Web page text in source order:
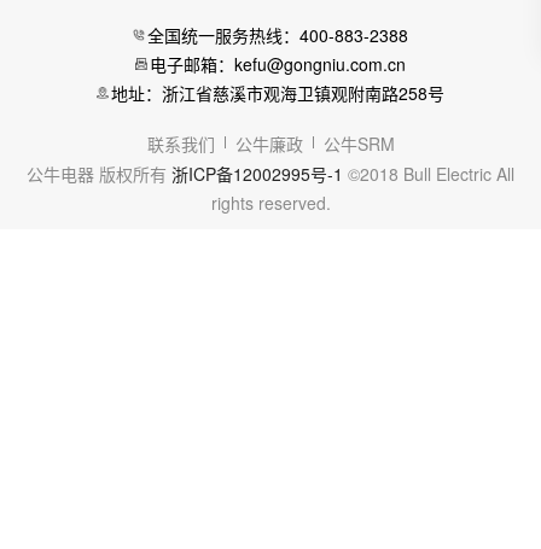
全国统一服务热线：400-883-2388
电子邮箱：kefu@gongniu.com.cn
地址：浙江省慈溪市观海卫镇观附南路258号
联系我们 公牛廉政
公牛SRM
公牛电器 版权所有 浙ICP备12002995号-1 ©2018 Bull Electric All
rights reserved.